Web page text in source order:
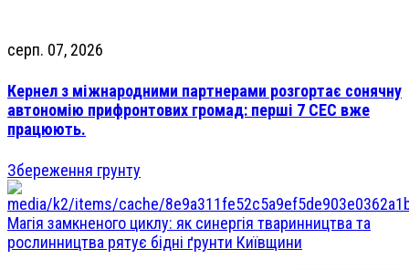
серп. 07, 2026
Кернел з міжнародними партнерами розгортає сонячну
автономію прифронтових громад: перші 7 СЕС вже
працюють.
Збереження грунту
Магія замкненого циклу: як синергія тваринництва та
рослинництва рятує бідні ґрунти Київщини